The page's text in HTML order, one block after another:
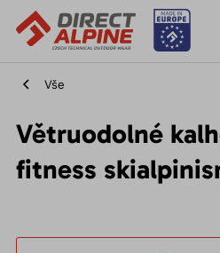
Vše
Větruodolné
fitness